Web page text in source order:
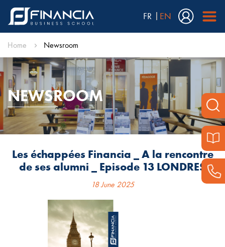
FR EN
Home Newsroom
NEWSROOM
Les échappées Financia _ A la rencontre
de ses alumni _ Episode 13 LONDRES
18 June 2025